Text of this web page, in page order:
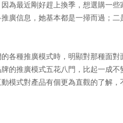
為最近剛好趕上換季，想選購一
廣信息，她基本都是一掃而過；
種推廣模式時，明顯對那種面對
的推廣模式五花八門，比起一成
模式對產品有個更為直觀的了解，